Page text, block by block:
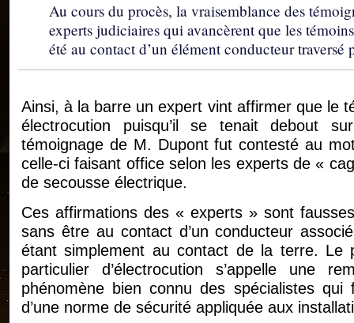
Au cours du procès, la vraisemblance des
experts judiciaires qui avancèrent que les
été au contact d’un élément conducteur
Ainsi, à la barre un expert vint affirmer que le
électrocution puisqu’il se tenait debout
témoignage de M. Dupont fut contesté au
celle-ci faisant office selon les experts de «
de secousse électrique.
Ces affirmations des « experts » sont
sans être au contact d’un conducteur
étant simplement au contact de la terre.
particulier d’électrocution s’appelle une
phénomène bien connu des spécialistes qui
d’une norme de sécurité appliquée aux